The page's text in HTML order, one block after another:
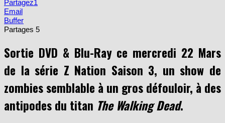
Email
Buffer
Partages
Sortie DVD & Blu-Ray ce mercredi 22 Mars
de la série Z Nation Saison 3,un show de
zombies semblable à un gros défouloir, à des
antipodes du titan The Walking Dead.